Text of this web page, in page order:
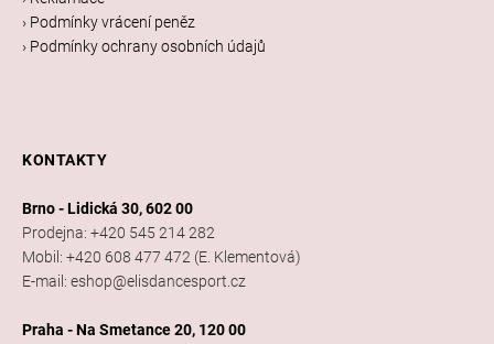
› Podmínky vrácení peněz
› Podmínky ochrany osobních údajů
KONTAKTY
Brno - Lidická 30, 602 00
Prodejna: +420 545 214 282
Mobil: +420 608 477 472 (E. Klementová)
E-mail: eshop@elisdancesport.cz
Praha - Na Smetance 20, 120 00